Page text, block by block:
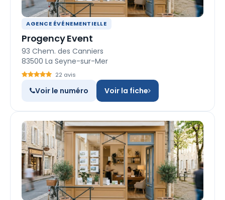
AGENCE ÉVÉNEMENTIELLE
Progency Event
93 Chem. des Canniers
83500 La Seyne-sur-Mer
22 avis
Voir le numéro Voir la fiche